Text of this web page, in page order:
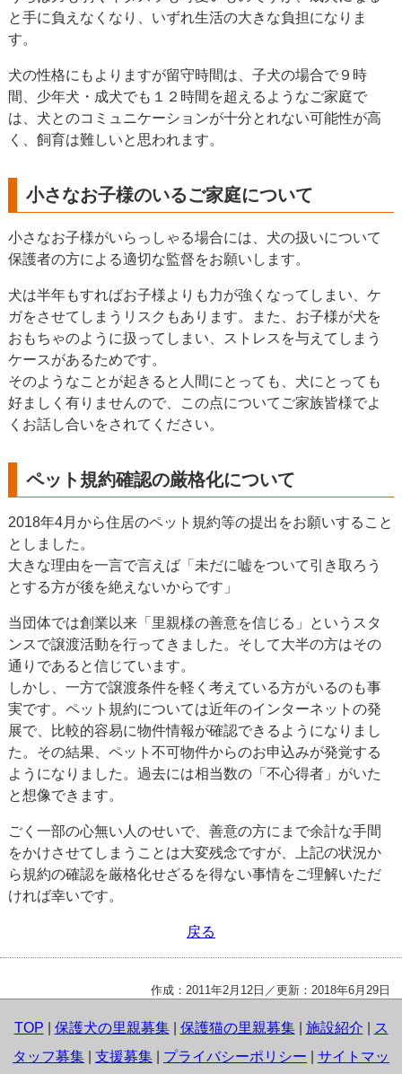
と手に負えなくなり、いずれ生活の大きな負担になりま
す。
犬の性格にもよりますが留守時間は、子犬の場合で９時
間、少年犬・成犬でも１２時間を超えるようなご家庭で
は、犬とのコミュニケーションが十分とれない可能性が高
く、飼育は難しいと思われます。
小さなお子様のいるご家庭について
小さなお子様がいらっしゃる場合には、犬の扱いについて
保護者の方による適切な監督をお願いします。
犬は半年もすればお子様よりも力が強くなってしまい、ケ
ガをさせてしまうリスクもあります。また、お子様が犬を
おもちゃのように扱ってしまい、ストレスを与えてしまう
ケースがあるためです。
そのようなことが起きると人間にとっても、犬にとっても
好ましく有りませんので、この点についてご家族皆様でよ
くお話し合いをされてください。
ペット規約確認の厳格化について
2018年4月から住居のペット規約等の提出をお願いすること
としました。
大きな理由を一言で言えば「未だに嘘をついて引き取ろう
とする方が後を絶えないからです」
当団体では創業以来「里親様の善意を信じる」というスタ
ンスで譲渡活動を行ってきました。そして大半の方はその
通りであると信じています。
しかし、一方で譲渡条件を軽く考えている方がいるのも事
実です。ペット規約については近年のインターネットの発
展で、比較的容易に物件情報が確認できるようになりまし
た。その結果、ペット不可物件からのお申込みが発覚する
ようになりました。過去には相当数の「不心得者」がいた
と想像できます。
ごく一部の心無い人のせいで、善意の方にまで余計な手間
をかけさせてしまうことは大変残念ですが、上記の状況か
ら規約の確認を厳格化せざるを得ない事情をご理解いただ
ければ幸いです。
戻る
作成：2011年2月12日／更新： 2018年6月29日
TOP 保護犬の里親募集| 保護猫の里親募集| 施設紹介
ス
タッフ募集
支援募集 プライバシーポリシー サイトマッ